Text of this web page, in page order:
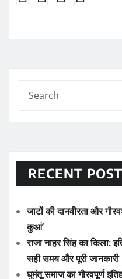
RECENT POST
जाटों की दानवीरता और
कुआं’
राजा नाहर सिंह का किला:
सही समय और पूरी जानकारी
घुमंतू समाज का गौरवपूर्ण